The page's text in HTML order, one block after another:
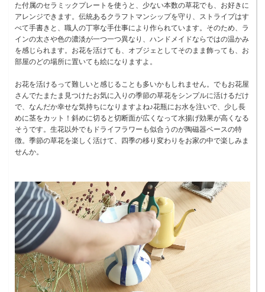
た付属のセラミックプレートを使うと、少ない本数の草花でも、お好きに
アレンジできます。伝統あるクラフトマンシップを守り、ストライプはす
べて手書きと、職人の丁寧な手仕事により作られています。そのため、ラ
インの太さや色の濃淡が一つ一つ異なり、ハンドメイドならではの温かみ
を感じられます。お花を活けても、オブジェとしてそのまま飾っても、お
部屋のどの場所に置いても絵になりますよ。
お花を活けるって難しいと感じることも多いかもしれません。でもお花屋
さんでたまたま見つけたお気に入りの季節の草花をシンプルに活けるだけ
で、なんだか幸せな気持ちになりますよね♪花瓶にお水を注いで、少し長
めに茎をカット！斜めに切ると切断面が広くなって水揚げ効果が高くなる
そうです。生花以外でもドライフラワーも似合うのが陶磁器ベースの特
徴。季節の草花を楽しく活けて、四季の移り変わりをお家の中で楽しみま
せんか。